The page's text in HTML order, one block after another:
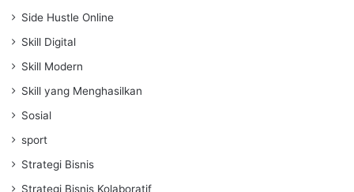
Side Hustle Online
Skill Digital
Skill Modern
Skill yang Menghasilkan
Sosial
sport
Strategi Bisnis
Strategi Bisnis Kolaboratif